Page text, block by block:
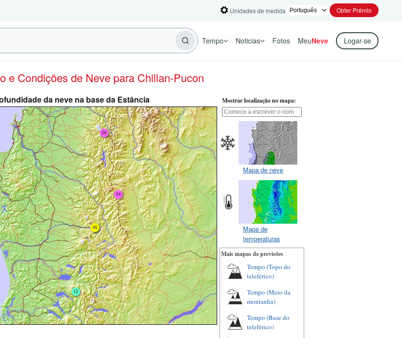
Unidades de medida Obter Prémio
Tempo Noticias Fotos MeuNeve Logar-se
e Condições de Neve para Chillan-Pucon
da neve na base da Estância
24
26
45
12
Mostrar localização no mapa:
Mapa de neve
Mapa de
temperaturas
Mais mapas de previsões
Tempo (Topo do
teleférico)
Tempo (Meio da
montanha)
Tempo (Base do
teleférico)